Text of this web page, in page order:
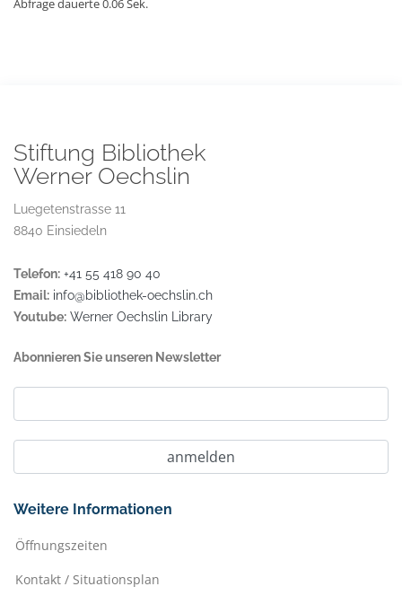
Abfrage dauerte 0.06 Sek.
Stiftung Bibliothek
Werner Oechslin
Luegetenstrasse 11
8840 Einsiedeln
Telefon: +41 55 418 90 40
Email: info@bibliothek-oechslin.ch
Youtube: Werner Oechslin Library
Abonnieren Sie unseren Newsletter
Weitere Informationen
Öffnungszeiten
Kontakt / Situationsplan